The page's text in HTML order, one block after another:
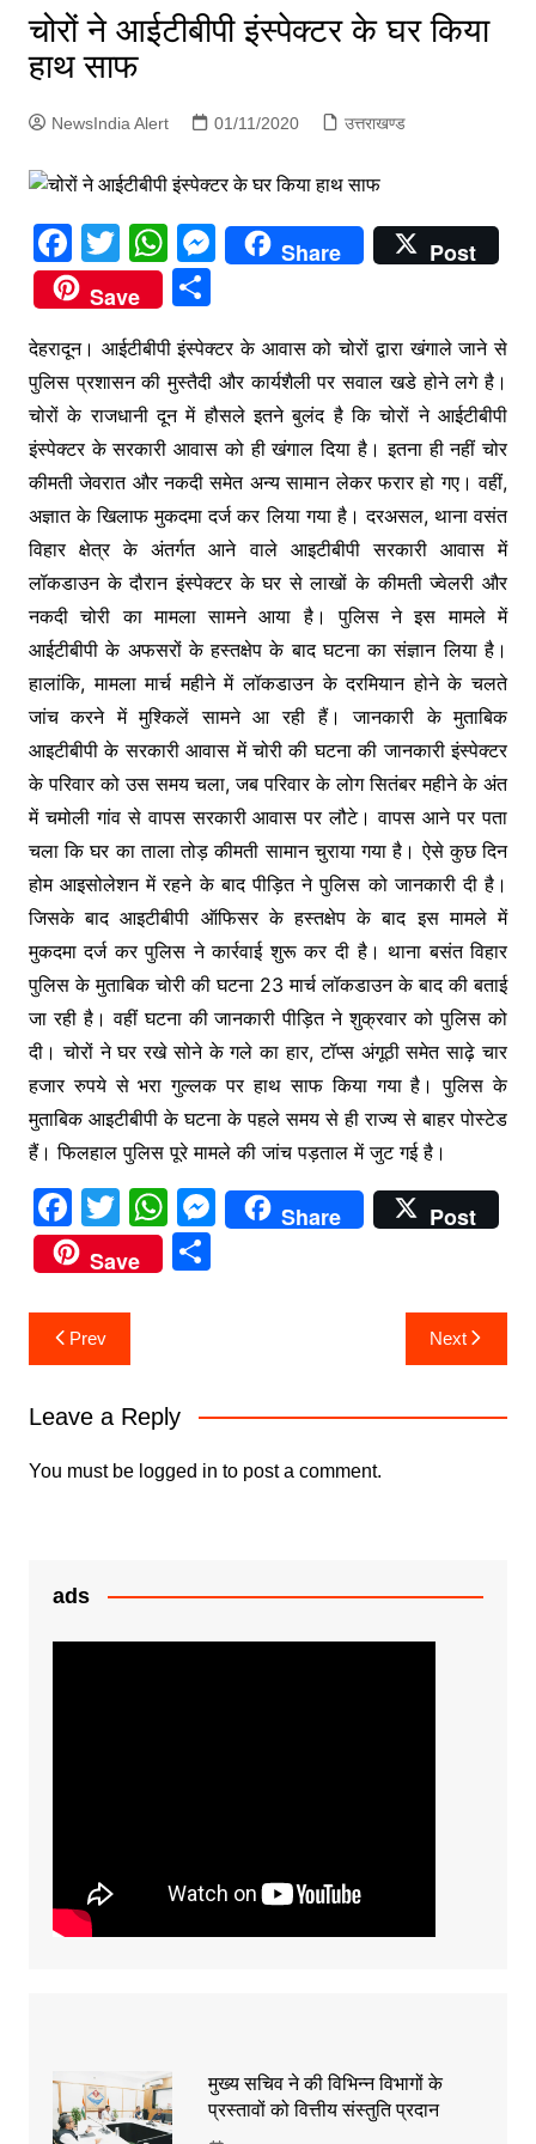
चोरों ने आईटीबीपी इंस्पेक्टर के घर किया
हाथ साफ
NewsIndia Alert 01/11/2020 उत्तराखण्ड
F
a
c
e
b
o
o
k
T
w
itt
er
W
h
at
s
A
p
p
M
e
s
e
n
g
er
Share
Post
Save
S
ar
e
देहरादून। आईटीबीपी इंस्पेक्टर के आवास को चोरों द्वारा खंगाले जाने से
पुलिस प्रशासन की मुस्तैदी और कार्यशैली पर सवाल खडे होने लगे है।
चोरों के राजधानी दून में हौसले इतने बुलंद है कि चोरों ने आईटीबीपी
इंस्पेक्टर के सरकारी आवास को ही खंगाल दिया है। इतना ही नहीं चोर
कीमती जेवरात और नकदी समेत अन्य सामान लेकर फरार हो गए। वहीं,
अज्ञात के खिलाफ मुकदमा दर्ज कर लिया गया है। दरअसल, थाना वसंत
विहार क्षेत्र के अंतर्गत आने वाले आइटीबीपी सरकारी आवास में
लॉकडाउन के दौरान इंस्पेक्टर के घर से लाखों के कीमती ज्वेलरी और
नकदी चोरी का मामला सामने आया है। पुलिस ने इस मामले में
आईटीबीपी के अफसरों के हस्तक्षेप के बाद घटना का संज्ञान लिया है।
हालांकि, मामला मार्च महीने में लॉकडाउन के दरमियान होने के चलते
जांच करने में मुश्किलें सामने आ रही हैं। जानकारी के मुताबिक
आइटीबीपी के सरकारी आवास में चोरी की घटना की जानकारी इंस्पेक्टर
के परिवार को उस समय चला, जब परिवार के लोग सितंबर महीने के अंत
में चमोली गांव से वापस सरकारी आवास पर लौटे। वापस आने पर पता
चला कि घर का ताला तोड़ कीमती सामान चुराया गया है। ऐसे कुछ दिन
होम आइसोलेशन में रहने के बाद पीड़ित ने पुलिस को जानकारी दी है।
जिसके बाद आइटीबीपी ऑफिसर के हस्तक्षेप के बाद इस मामले में
मुकदमा दर्ज कर पुलिस ने कार्रवाई शुरू कर दी है। थाना बसंत विहार
पुलिस के मुताबिक चोरी की घटना 23 मार्च लॉकडाउन के बाद की बताई
जा रही है। वहीं घटना की जानकारी पीड़ित ने शुक्रवार को पुलिस को
दी। चोरों ने घर रखे सोने के गले का हार, टॉप्स अंगूठी समेत साढ़े चार
हजार रुपये से भरा गुल्लक पर हाथ साफ किया गया है। पुलिस के
मुताबिक आइटीबीपी के घटना के पहले समय से ही राज्य से बाहर पोस्टेड
हैं। फिलहाल पुलिस पूरे मामले की जांच पड़ताल में जुट गई है।
F
a
c
e
b
o
k
T
w
itt
er
W
h
at
p
p
M
e
er
Share
Post
Save
S
Post
navigation
Prev Next
Leave a Reply
You must be logged in to post a comment.
ads
मुख्य सचिव ने की विभिन्न विभागों के
प्रस्तावों को वित्तीय संस्तुति प्रदान
g